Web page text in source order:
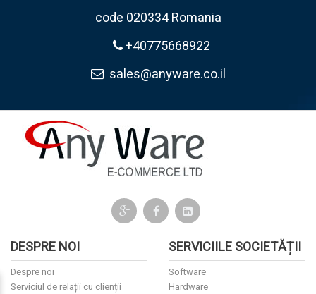
code 020334 Romania
+40775668922
sales@anyware.co.il
DESPRE NOI
Despre noi
Serviciul de relații cu clienții
SERVICIILE SOCIETĂȚII
Software
Hardware